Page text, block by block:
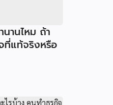
นานไหม ถ้า
ที่แท้จริงหรือ